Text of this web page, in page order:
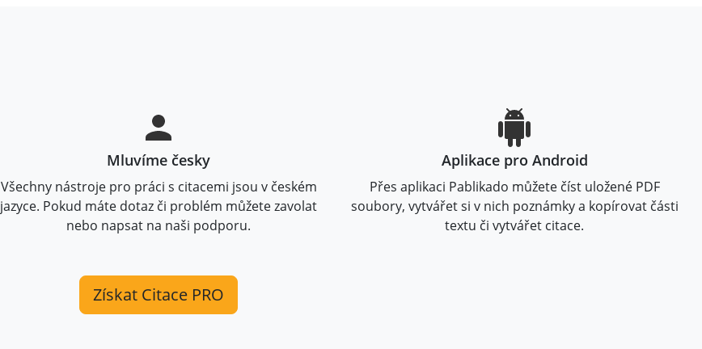
Mluvíme česky
Všechny nástroje pro práci s citacemi jsou v českém
jazyce. Pokud máte dotaz či problém můžete zavolat
nebo napsat na naši podporu.
Aplikace pro Android
Přes aplikaci Pablikado můžete číst uložené PDF
soubory, vytvářet si v nich poznámky a kopírovat části
textu či vytvářet citace.
Získat Citace PRO